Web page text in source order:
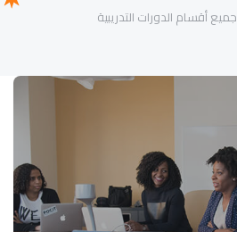
جميع أقسام الدورات التدريبية